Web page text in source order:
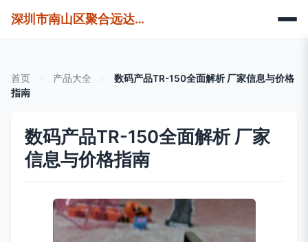
深圳市南山区聚合远达电子商务商行
首页 产品大全
数码产品TR-150全面解析 厂家信息与价格
指南
数码产品TR-150全面解析 厂家
信息与价格指南